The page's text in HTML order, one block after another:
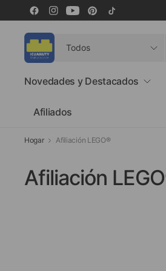
Buscar
cualquier
Novedades y Destacados
Afiliados
Hogar Afiliación LEGO®
Afiliación